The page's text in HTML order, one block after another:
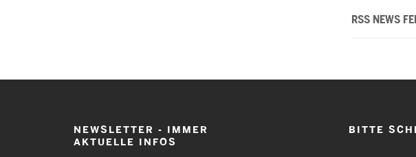
RSS NEWS
NEWSLETTER - IMMER
AKTUELLE INFOS
BITTE